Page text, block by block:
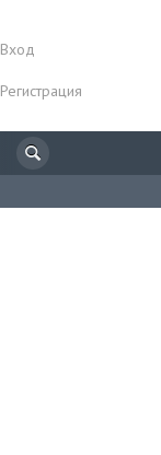
Вход
Регистрация